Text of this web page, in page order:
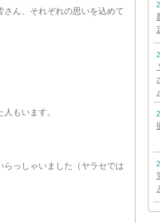
ん、それぞれの思いを込めて
もいます。
っしゃいました（ヤラセでは
♪